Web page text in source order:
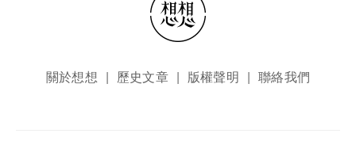
頁尾選單關於想想 歷史文章 版權聲明 聯絡我們